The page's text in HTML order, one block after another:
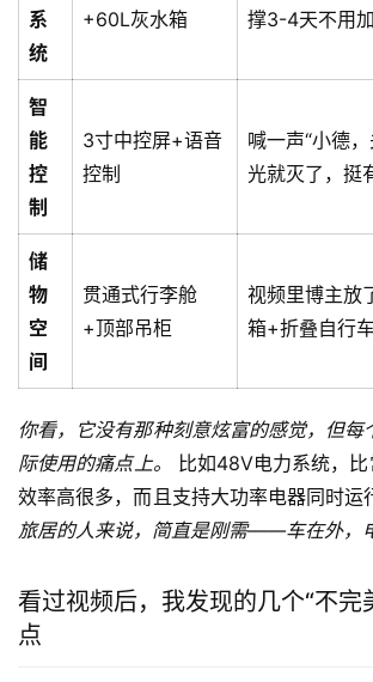
系
统
+60L灰水箱
撑3-4天不用
智
能
控
制
3寸中控屏+语音
控制
喊一声“小德
光就灭了，挺
储
物
空
间
贯通式行李舱
+顶部吊柜
视频里博主放
箱+折叠自行
你看，它没有那种刻意炫富的感觉，但每
际使用的痛点上。
比如48V电力系统，
效率高很多，而且支持大功率电器同时运
旅居的人来说，简直是刚需——车在外，
看过视频后，我发现的几个“不完
点